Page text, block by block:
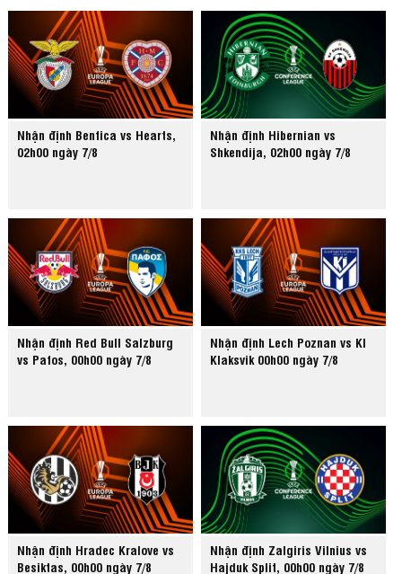
Nhận định Benfica vs Hearts,
02h00 ngày 7/8
Nhận định Hibernian vs
Shkendija, 02h00 ngày 7/8
Nhận định Red Bull Salzburg
vs Pafos, 00h00 ngày 7/8
Nhận định Lech Poznan vs KI
Klaksvik 00h00 ngày 7/8
Nhận định Hradec Kralove vs
Besiktas, 00h00 ngày 7/8
Nhận định Zalgiris Vilnius vs
Hajduk Split, 00h00 ngày 7/8